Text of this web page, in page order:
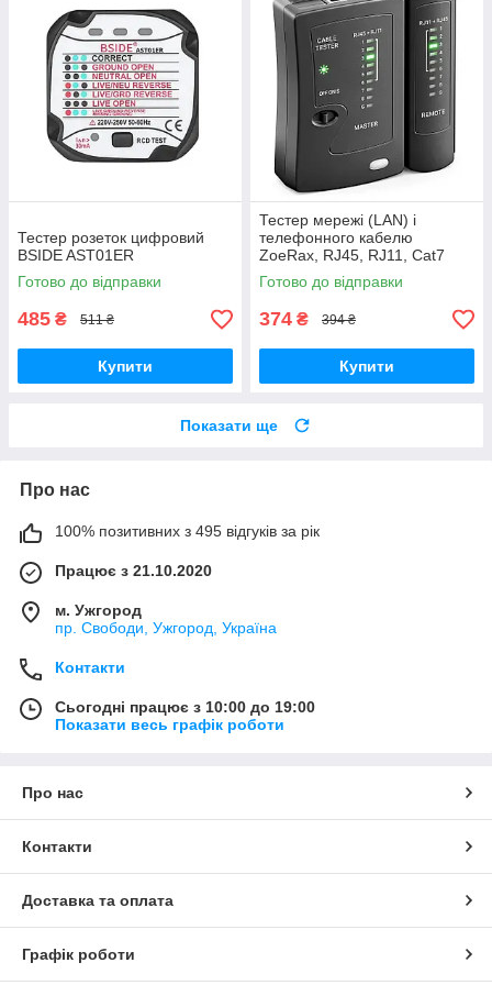
Тестер розеток цифровий
BSIDE AST01ER
Готово до відправки
485 ₴ 511 ₴
Купити
Тестер мережі (LAN) і
телефонного кабелю
ZoeRax, RJ45, RJ11, Cat7
Готово до відправки
374 ₴ 394 ₴
Купити
Показати ще
Про нас
100% позитивних з 495 відгуків за рік
Працює з 21.10.2020
м. Ужгород
пр. Свободи, Ужгород, Україна
Контакти
Сьогодні працює з 10:00 до 19:00
Показати весь графік роботи
Про нас
Контакти
Доставка та оплата
Графік роботи